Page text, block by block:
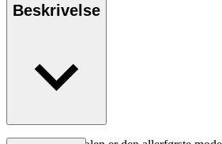
Beskrivelse